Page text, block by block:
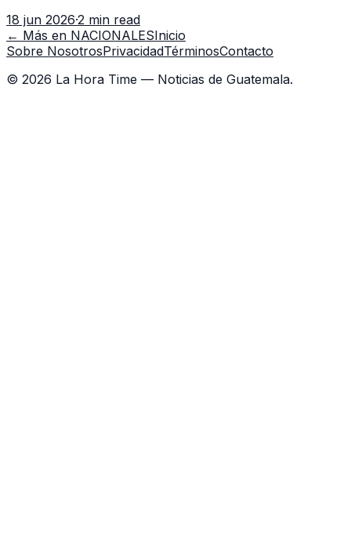
capacitación en la capital.
18 jun 2026·2 min read
← Más en NACIONALESInicio
Sobre NosotrosPrivacidadTérminosContacto
© 2026 La Hora Time — Noticias de Guatemala.